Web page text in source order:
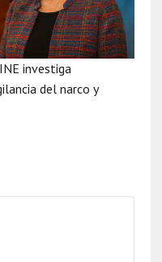
investiga
del narco y